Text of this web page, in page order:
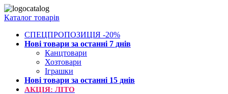
Каталог товарів
СПЕЦПРОПОЗИЦІЯ -20%
Нові товари за останнi 7 днiв
Канцтовари
Хозтовари
Іграшки
Нові товари за останнi 15 днiв
АКЦІЯ: ЛІТО